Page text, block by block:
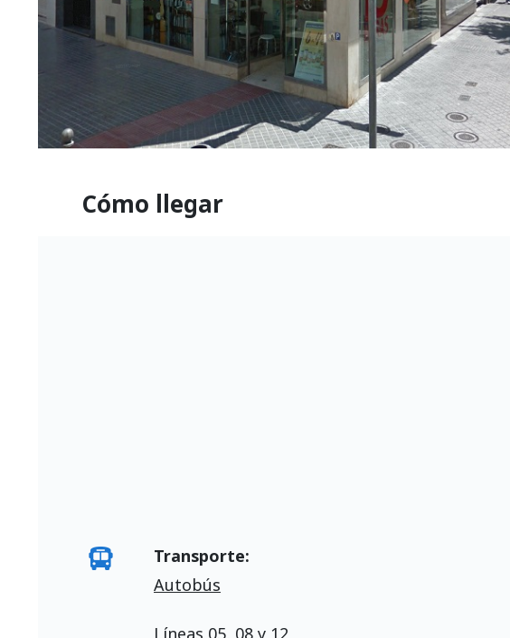
Cómo llegar
Transporte:
Autobús
Líneas 05, 08 y 12